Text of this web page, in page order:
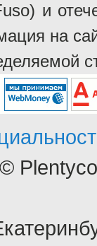
и
на
©